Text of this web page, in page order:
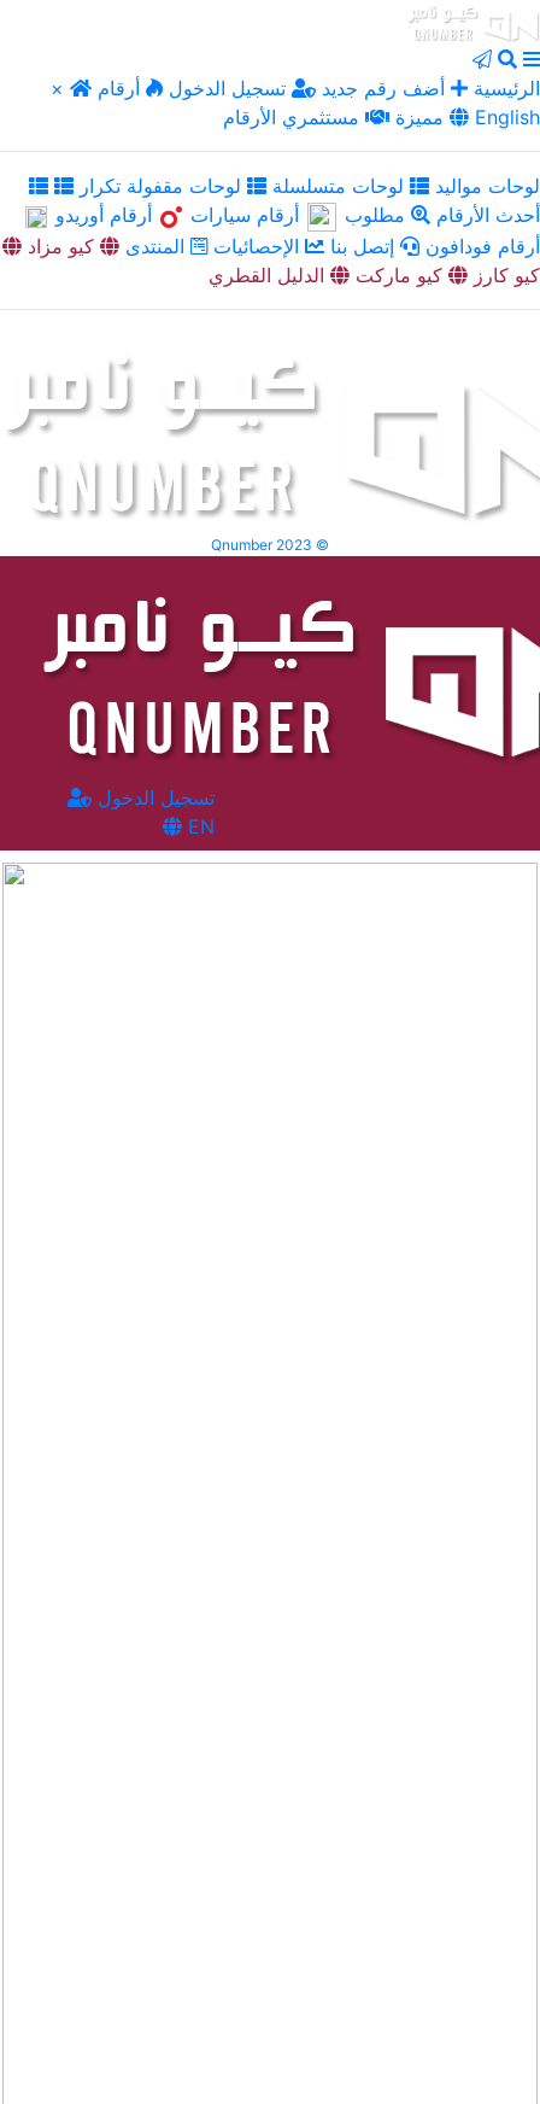
× الرئيسية أضف رقم جديد تسجيل الدخول
أرقام
مميزة
مستثمري الأرقام English
لوحات مواليد لوحات متسلسلة
لوحات مقفولة تكرار
أحدث الأرقام
مطلوب أرقام سيارات
أرقام أوريدو
أرقام فودافون
إتصل بنا الإحصائيات المنتدى
كيو مزاد
كيو كارز
كيو ماركت الدليل القطري
Qnumber 2023 ©
تسجيل الدخول
EN